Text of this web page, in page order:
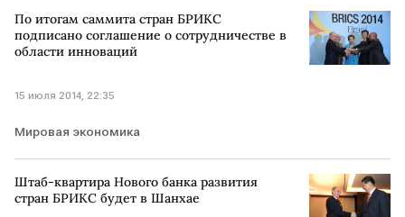
По итогам саммита стран БРИКС
подписано соглашение о сотрудничестве в
области инноваций
15 июля 2014, 22:35
Мировая экономика
Штаб-квартира Нового банка развития
стран БРИКС будет в Шанхае